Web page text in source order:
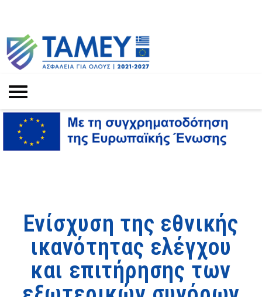
Ενίσχυση της εθνικής
ικανότητας ελέγχου
και επιτήρησης των